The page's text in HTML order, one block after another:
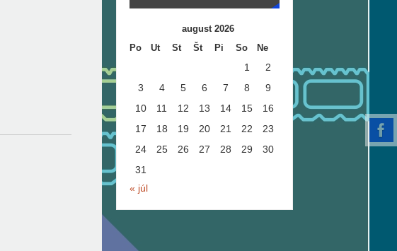
august 2026
Po
Ut St Št Pi So Ne
1
2
3
4 5 6 7 8
9
10
11 12 13 14 15
16
17
18 19 20 21 22
23
24
25 26 27 28 29
30
31
« júl